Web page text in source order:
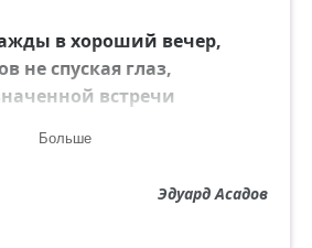
в хороший вечер,
не спуская глаз,
встречи
и боль, и тоска,
Больше
Эдуард Асадов